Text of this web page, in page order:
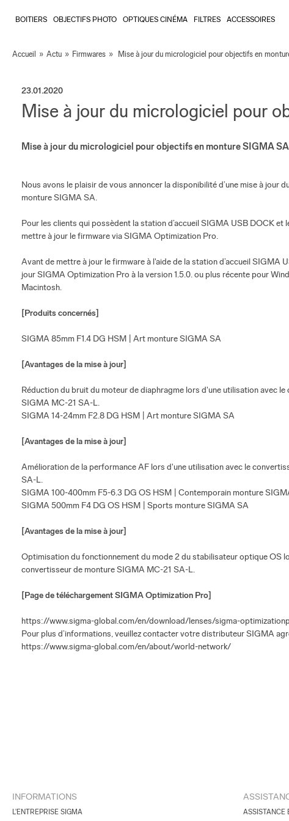
BOITIERS OBJECTIFS PHOTO OPTIQUES CINÉMA FILTRES ACCESSOIRES
Accueil » Actu » Firmwares » Mise à jour du micrologiciel pour objectifs en
23.01.2020
Mise à jour du micrologiciel pour
Mise à jour du micrologiciel pour objectifs en monture SIGMA SA
Nous avons le plaisir de vous annoncer la disponibilité d’une mise à jour
monture SIGMA SA.
Pour les clients qui possèdent la station d’accueil SIGMA USB DOCK
mettre à jour le firmware via SIGMA Optimization Pro.
Avant de mettre à jour le firmware à l'aide de la station d’accueil SIGMA
jour SIGMA Optimization Pro à la version 1.5.0. ou plus récente pour
Macintosh.
[Produits concernés]
SIGMA 85mm F1.4 DG HSM | Art monture SIGMA SA
[Avantages de la mise à jour]
Réduction du bruit du moteur de diaphragme lors d'une utilisation avec
SIGMA MC-21 SA-L.
SIGMA 14-24mm F2.8 DG HSM | Art monture SIGMA SA
[Avantages de la mise à jour]
Amélioration de la performance AF lors d'une utilisation avec le
SA-L.
SIGMA 100-400mm F5-6.3 DG OS HSM | Contemporain monture
SIGMA 500mm F4 DG OS HSM | Sports monture SIGMA SA
[Avantages de la mise à jour]
Optimisation du fonctionnement du mode 2 du stabilisateur optique OS
convertisseur de monture SIGMA MC-21 SA-L.
[Page de téléchargement SIGMA Optimization Pro]
https://www.sigma-global.com/en/download/lenses/sigma-
Pour plus d’informations, veuillez contacter votre distributeur SIGMA
https://www.sigma-global.com/en/about/world-network/
INFORMATIONS
L'ENTREPRISE SIGMA ASSISTANCE